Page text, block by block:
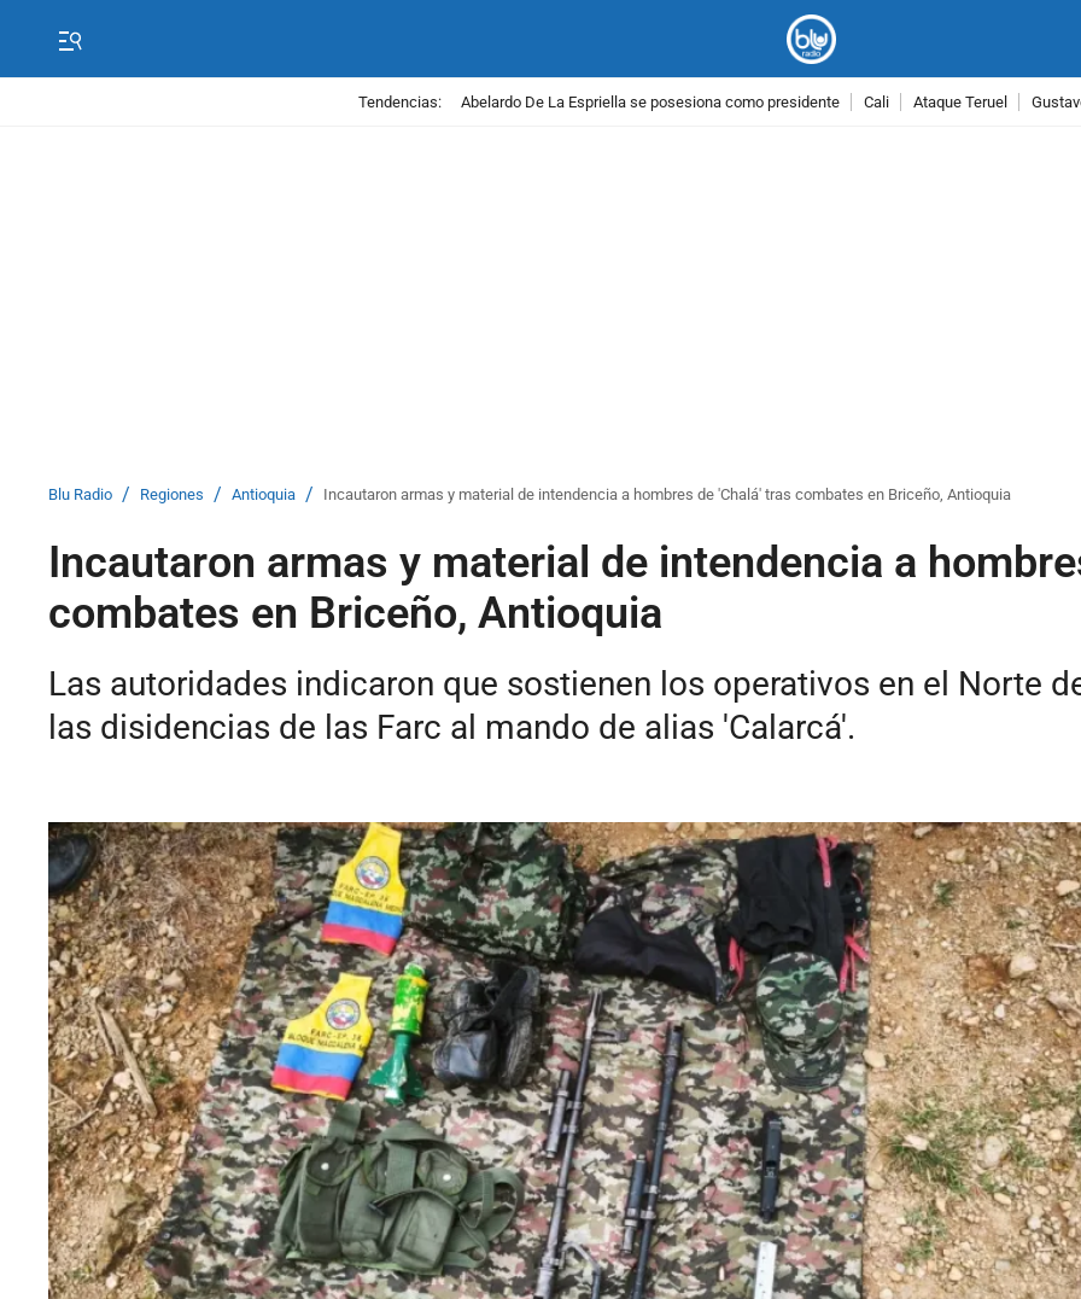
Tendencias: Abelardo De La Espriella se posesiona como presidente Cali Ataque Teruel
Blu Radio / Regiones / Antioquia / Incautaron armas y material de intendencia a hombres de 'Chalá' tras combates en Briceño, Antioquia
Incautaron armas y material de intendencia a
combates en Briceño, Antioquia
Las autoridades indicaron que sostienen los operativos en el Norte
las disidencias de las Farc al mando de alias 'Calarcá'.